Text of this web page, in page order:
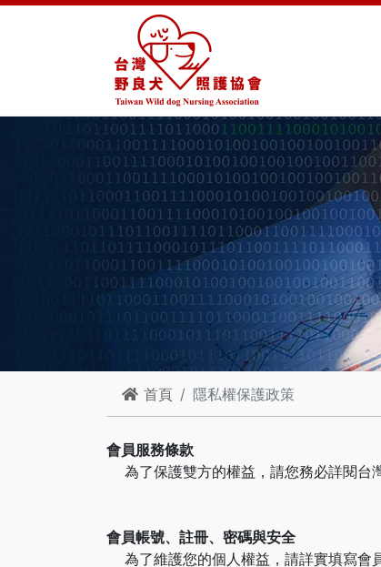
首頁 隱私權保護政策
會員服務條款
為了保護雙方的權益，請您務必詳閱台
會員帳號、註冊、密碼與安全
為了維護您的個人權益，請詳實填寫會